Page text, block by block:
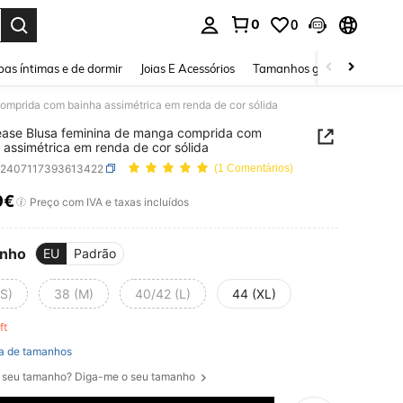
0 0
íntimas e de dormir Joias E Acessórios Tamanhos grandes
com bainha assimétrica em renda de cor sólida
Blusa feminina de manga comprida com
assimétrica em renda de cor sólida
(1 Comentários)
AND AVAILABILITY
Preço com IVA e taxas incluídos
EU Padrão
38 (M) 40/42 (L) 44 (XL)
de tamanhos
seu tamanho? Diga-me o seu tamanho